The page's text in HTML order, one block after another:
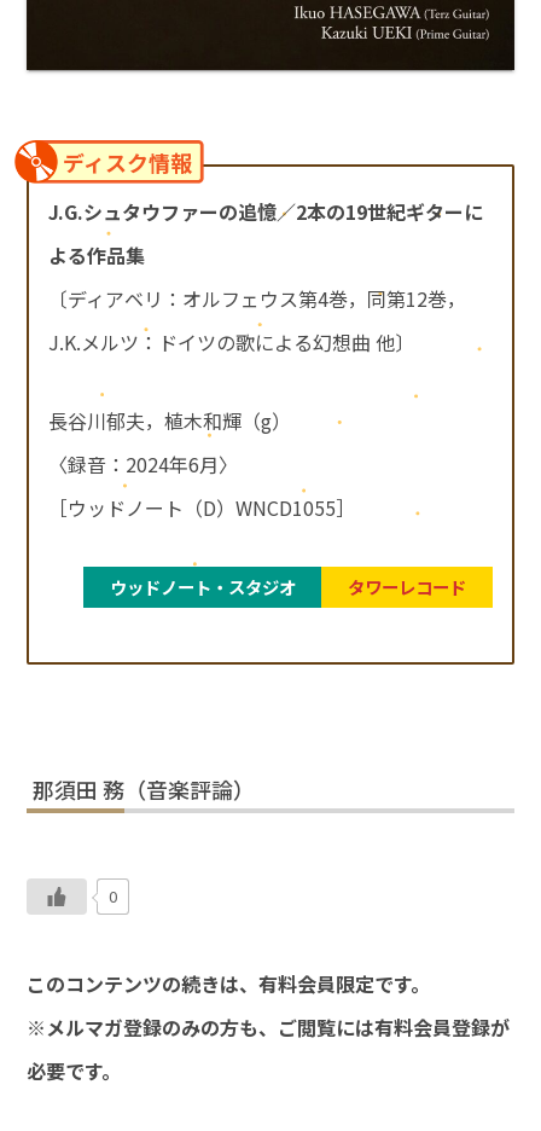
ディスク情報
J.G.シュタウファーの追憶／2本の19世紀ギターに
よる作品集
〔ディアベリ：オルフェウス第4巻，同第12巻，
J.K.メルツ：ドイツの歌による幻想曲 他〕
長谷川郁夫，植木和輝（g）
〈録音：2024年6月〉
［ウッドノート（D）WNCD1055］
ウッドノート・スタジオ タワーレコード
那須田 務（音楽評論）
0
このコンテンツの続きは、有料会員限定です。
※メルマガ登録のみの方も、ご閲覧には有料会員登録が
必要です。